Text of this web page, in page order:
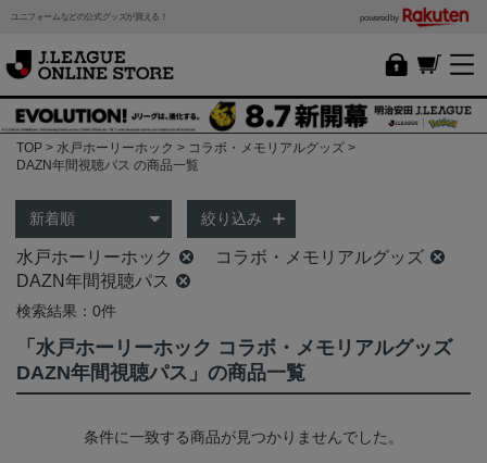
ユニフォームなどの公式グッズが買える！ powered by
TOP 水戸ホーリーホック
コラボ・メモリアルグッズ
DAZN年間視聴パス の商品一覧
絞り込み
水戸ホーリーホック
コラボ・メモリアルグッズ
DAZN年間視聴パス
検索結果：0件
「水戸ホーリーホック コラボ・メモリアルグッズ
DAZN年間視聴パス」の商品一覧
条件に一致する商品が見つかりませんでした。